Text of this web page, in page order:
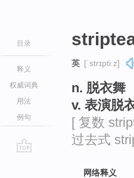
目录
释义
权威词典
用法
例句
英 [ˈstrɪptiːz]
n. 脱衣舞
v. 表演脱
[ 复数
过去式
网络释义